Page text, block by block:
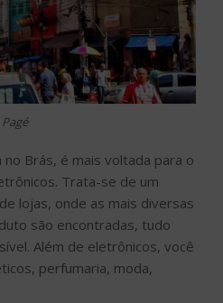
no Brás, é mais voltada para o
Trata-se de um
lojas, onde as mais diversas
são encontradas, tudo
Além de eletrônicos, você
perfumaria, moda,